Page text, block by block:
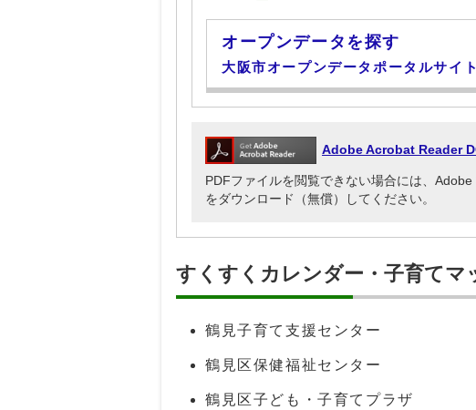
オープンデータを探す
大阪市オープンデータポータルサイト
Adobe Acrobat Reader
PDFファイルを閲覧できない場合には、
をダウンロード（無償）してください。
すくすくカレンダー・子育てマ
鶴見子育て支援センター
鶴見区保健福祉センター
鶴見区子ども・子育てプラザ